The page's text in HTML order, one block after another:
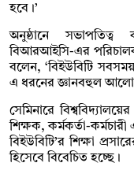
হবে।’
অনুষ্ঠানে
বিআরআইসি-এর পরিচালক
বলেন, ‘বিইউবিটি সবসময়
এ ধরনের জ্ঞানবহুল
সেমিনারে
শিক্ষক, কর্মকর্তা-কর্মচারী
বিইউবিটি’র শিক্ষা
হিসেবে বিবেচিত হচ্ছে।